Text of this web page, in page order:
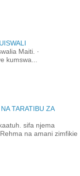
Maiti. ·
TARATIBU ZA
sifa njema
na amani zimfikie